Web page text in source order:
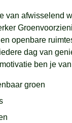
van afwisselend
openbare
dag van
ben je
groen